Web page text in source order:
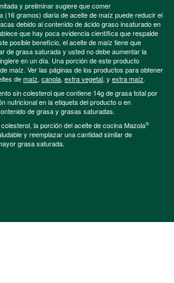
y preliminar sugiere que comer
(16 gramos) diaria de aceite de maíz puede reducir el
debido al contenido de ácido graso insaturado en
que hay poca evidencia científica que respalde
posible beneficio, el aceite de maíz tiene que
de grasa saturada y usted no debe aumentar la
en un día. Una porción de este producto
maíz. Ver las páginas de los productos para obtener
demaíz, canola, extra vegetal, y extra maíz.
sin colesterol que contiene 14g de grasa total por
nutricional en la etiqueta del producto o en
de grasa y grasas saturadas.
la porción del aceite de cocina Mazola®
y reemplazar una cantidad similar de
grasa saturada.